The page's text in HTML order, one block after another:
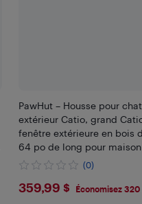
PawHut – Housse pour chat
extérieur Catio, grand
fenêtre extérieure en bois
64 po de long pour
chat avec plateformes,
2-3, orange
(0)
$359.99
359,99 $ Économisez 320